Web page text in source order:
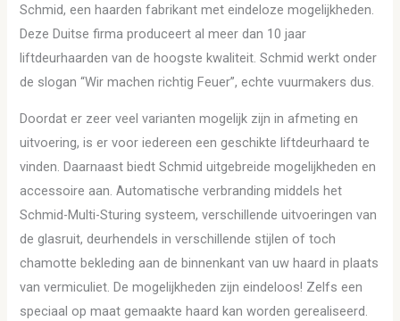
Schmid, een haarden fabrikant met eindeloze mogelijkheden.
Deze Duitse firma produceert al meer dan 10 jaar
liftdeurhaarden van de hoogste kwaliteit. Schmid werkt onder
de slogan “Wir machen richtig Feuer”, echte vuurmakers dus.
Doordat er zeer veel varianten mogelijk zijn in afmeting en
uitvoering, is er voor iedereen een geschikte liftdeurhaard te
vinden. Daarnaast biedt Schmid uitgebreide mogelijkheden en
accessoire aan. Automatische verbranding middels het
Schmid-Multi-Sturing systeem, verschillende uitvoeringen van
de glasruit, deurhendels in verschillende stijlen of toch
chamotte bekleding aan de binnenkant van uw haard in plaats
van vermiculiet. De mogelijkheden zijn eindeloos! Zelfs een
speciaal op maat gemaakte haard kan worden gerealiseerd.